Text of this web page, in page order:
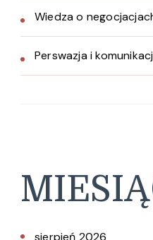
Wiedza o
Perswazja i